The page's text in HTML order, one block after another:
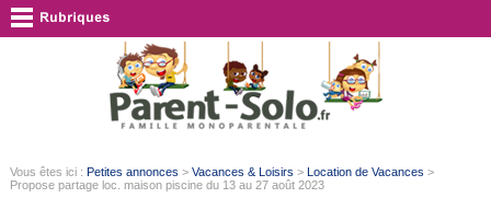
Vous êtes ici : Petites annonces > Vacances & Loisirs > Location de Vacances >
Propose partage loc. maison piscine du 13 au 27 août 2023